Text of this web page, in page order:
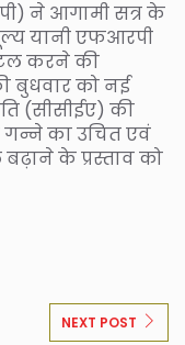
ने आगामी सत्र के
यानी एफआरपी
करने की
बुधवार को नई
(सीसीईए) की
गन्ने का उचित एवं
के प्रस्ताव को
NEXT POST